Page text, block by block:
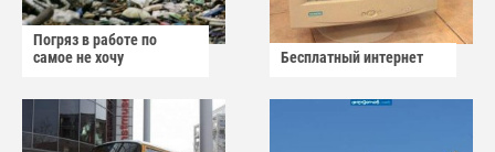
Погряз в работе по
самое не хочу
Бесплатный интернет